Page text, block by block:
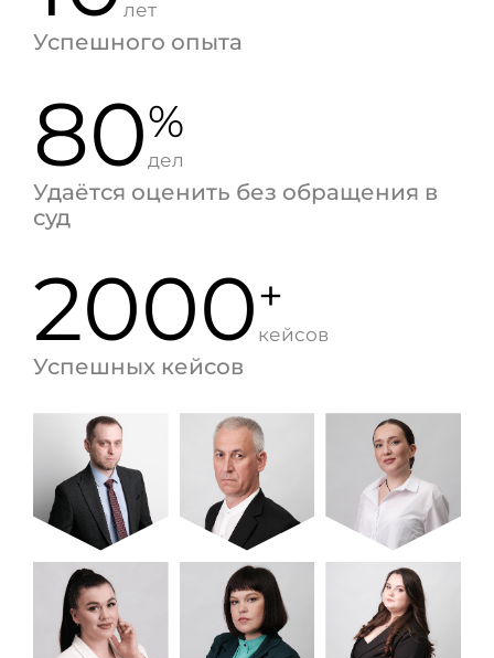
лет
Успешного опыта
80%
дел
Удаётся оценить без обращения в
суд
2000+
кейсов
Успешных кейсов